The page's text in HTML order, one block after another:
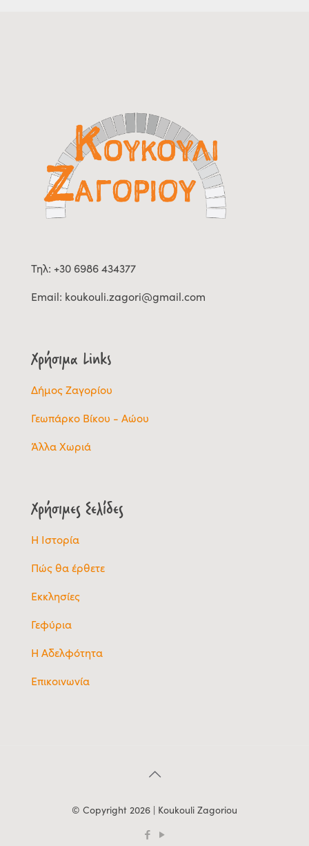
Τηλ: +30 6986 434377
Email: koukouli.zagori@gmail.com
Χρήσιμα Links
Δήμος Ζαγορίου
Γεωπάρκο Βίκου - Αώου
Άλλα Χωριά
Χρήσιμες Σελίδες
Η Ιστορία
Πώς θα έρθετε
Εκκλησίες
Γεφύρια
Η Αδελφότητα
Επικοινωνία
© Copyright 2026 | Koukouli Zagoriou